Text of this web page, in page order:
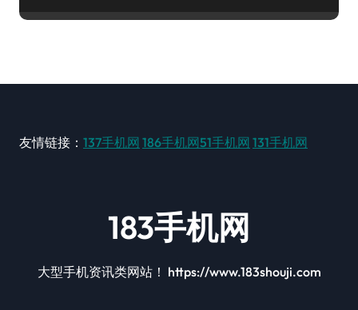
友情链接： 137手机网 186手机网51手机网 131手机网
183手机网
大型手机资讯类网站！ https://www.183shouji.com